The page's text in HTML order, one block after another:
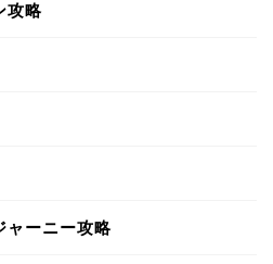
攻略
ャーニー攻略